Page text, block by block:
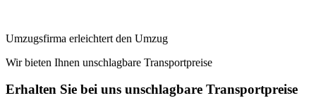
Umzugsfirma erleichtert den Umzug
Wir bieten Ihnen unschlagbare Transportpreise
Erhalten Sie bei uns unschlagbare Transportpreise